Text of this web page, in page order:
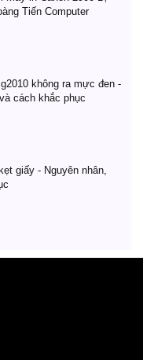
Tiến Computer
không ra mực đen -
cách khắc phục
giấy - Nguyên nhân,